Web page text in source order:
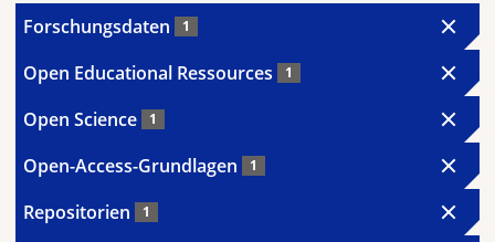
Forschungsdaten 1
Open Educational Ressources 1
Open Science 1
Open-Access-Grundlagen 1
Repositorien 1